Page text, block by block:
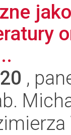
,